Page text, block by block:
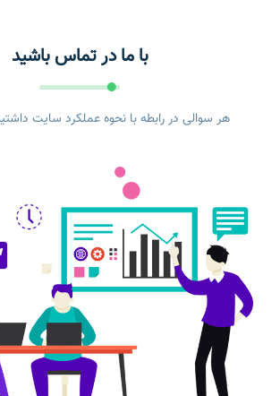
با ما در تماس باشید
هر سوالی در رابطه با نحوه عملکرد سایت